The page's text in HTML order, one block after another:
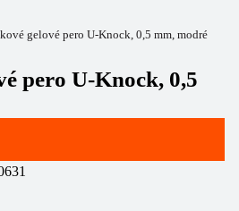
gelové pero U-Knock, 0,5 mm, modré
pero U-Knock, 0,5